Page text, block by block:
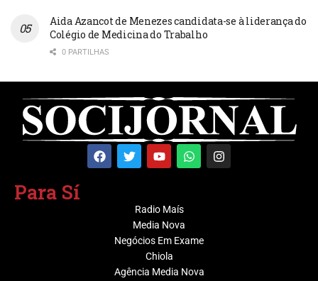
Aida Azancot de Menezes candidata-se à liderança do
Colégio de Medicina do Trabalho
0 PARTILHAS
Para Sí
Radio Maís
Media Nova
Negócios Em Exame
Chiola
Agência Media Nova